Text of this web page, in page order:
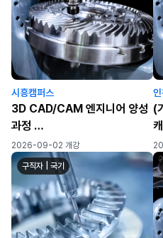
시흥캠퍼스
3D CAD/CAM 엔지니어 양성
과정
(오토캐드,3D 형상모델링,마스
터캠,머시닝센터,CNC선반)
★기능사/산업기사 대비 가능★
2026-09-02 개강
(
구직자 | 국기